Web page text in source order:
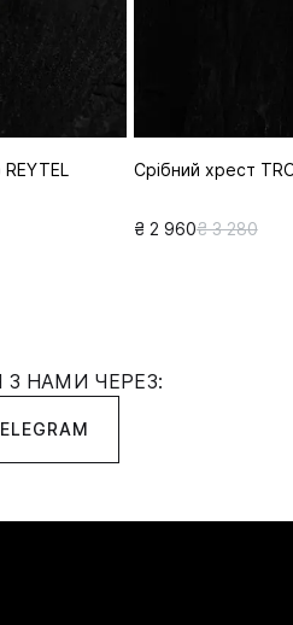
Срібний хрест
₴ 2 960₴ 3 280
З НАМИ ЧЕРЕЗ: